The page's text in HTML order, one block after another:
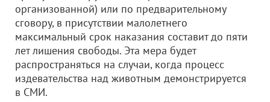
организованной) или по предварительному
сговору, в присутствии малолетнего
максимальный срок наказания составит до пяти
лет лишения свободы. Эта мера будет
распространяться на случаи, когда процесс
издевательства над животным демонстрируется
в СМИ.